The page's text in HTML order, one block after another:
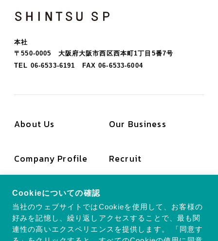
SHINTSU SP
本社
〒550-0005 大阪府大阪市西区西本町1丁目5番7号
TEL 06-6533-6191
FAX 06-6533-6004
About Us Our Business
Company Profile Recruit
News
Cookieについての確認
当社のウェブサイトではCookieを使用して、お客様の
好みを記憶し、繰り返しアクセスすることで、最も関
連性の高いエクスペリエンスを提供します。 「同意す